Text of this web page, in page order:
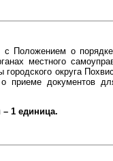
с Положением о
местного
округа
приеме документов
– 1 единица.